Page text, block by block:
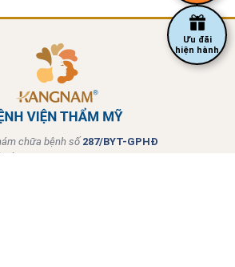
chữa bệnh số287/BYT-GPHĐ
cấp ngày 03/12/2020.
Ưu đãi
hiện hành